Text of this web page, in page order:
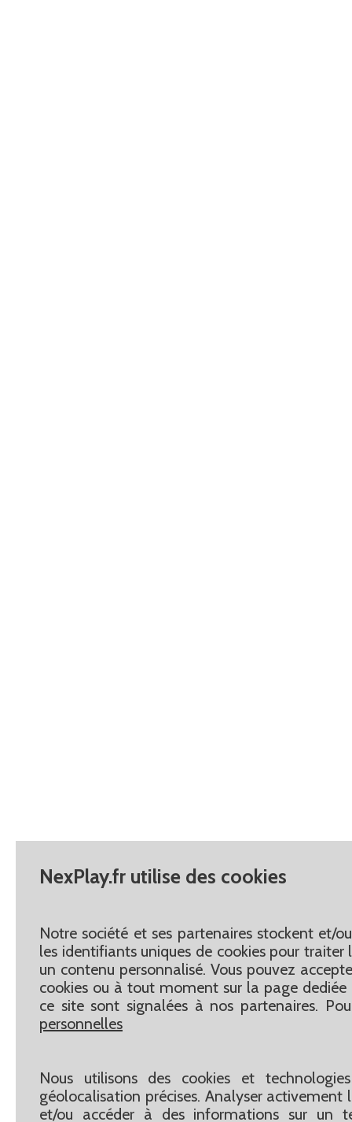
NexPlay.fr utilise des cookies
Notre société et ses partenaires stockent et/
les identifiants uniques de cookies pour
un contenu personnalisé. Vous pouvez
cookies ou à tout moment sur la page dediée
ce site sont signalées à nos partenaires.
personnelles
Nous utilisons des cookies et
géolocalisation précises. Analyser
et/ou accéder à des informations sur un